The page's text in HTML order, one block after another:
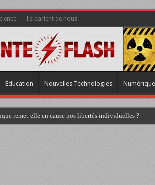
Ils parlent de nous
Education Nouvelles Technologies Numérique
remet-elle en cause nos libertés individuelles ?